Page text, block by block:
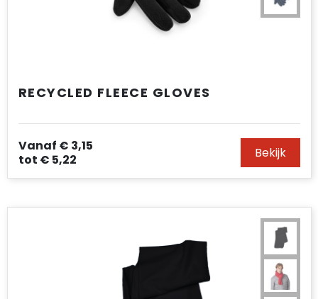
RECYCLED FLEECE GLOVES
Vanaf € 3,15
tot € 5,22 Bekijk